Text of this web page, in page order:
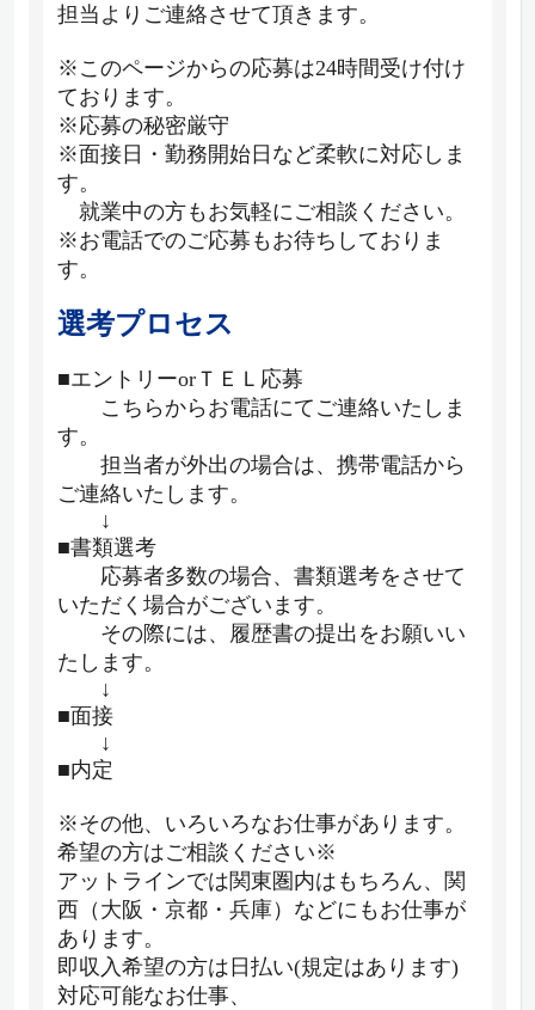
担当よりご連絡させて頂きます。
※このページからの応募は24時間受け付け
ております。
※応募の秘密厳守
※面接日・勤務開始日など柔軟に対応しま
す。
就業中の方もお気軽にご相談ください。
※お電話でのご応募もお待ちしておりま
す。
選考プロセス
■エントリーorＴＥＬ応募
こちらからお電話にてご連絡いたしま
す。
担当者が外出の場合は、携帯電話から
ご連絡いたします。
↓
■書類選考
応募者多数の場合、書類選考をさせて
いただく場合がございます。
その際には、履歴書の提出をお願いい
たします。
↓
■面接
↓
■内定
※その他、いろいろなお仕事があります。
希望の方はご相談ください※
アットラインでは関東圏内はもちろん、関
西（大阪・京都・兵庫）などにもお仕事が
あります。
即収入希望の方は日払い(規定はあります)
対応可能なお仕事、